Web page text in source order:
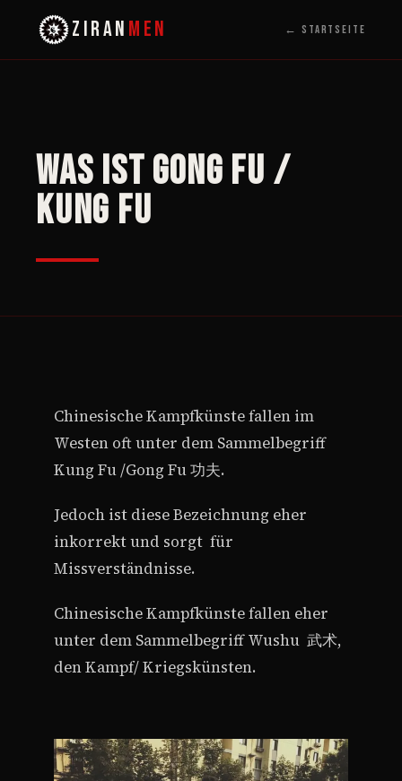
ZIRAN MEN ← Startseite
Was ist Gong Fu /
Kung Fu
Chinesische Kampfkünste fallen im
Westen oft unter dem Sammelbegriff
Kung Fu /Gong Fu 功夫.
Jedoch ist diese Bezeichnung eher
inkorrekt und sorgt für
Missverständnisse.
Chinesische Kampfkünste fallen eher
unter dem Sammelbegriff Wushu 武术,
den Kampf/ Kriegskünsten.